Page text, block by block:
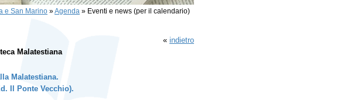
e San Marino »Agenda » Eventi e news (per il calendario)
« indietro
Malatestiana
Malatestiana.
Il Ponte Vecchio).